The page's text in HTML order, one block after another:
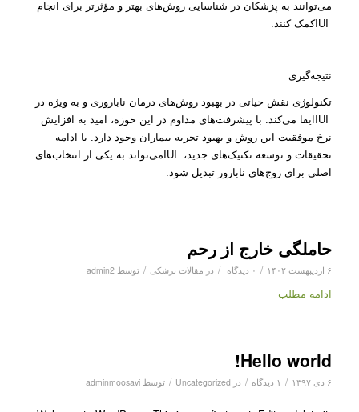
می‌توانند به پزشکان در شناسایی روش‌های بهتر و مؤثرتر برای انجام
IUIکمک کنند.
نتیجه‌گیری
تکنولوژی نقش حیاتی در بهبود روش‌های درمان ناباروری و به ویژه در
IUIایفا می‌کند. با پیشرفت‌های مداوم در این حوزه، امید به افزایش
نرخ موفقیت این روش و بهبود تجربه بیماران وجود دارد. با ادامه
تحقیقات و توسعه تکنیک‌های جدید،
IUIمی‌تواند به یکی از انتخاب‌های
اصلی برای زوج‌های نابارور تبدیل شود.
حاملگی خارج از رحم
۶ اردیبهشت ۱۴۰۲ / ۰ دیدگاه / در مقالات پزشکی / توسط admin2
ادامه مطلب
Hello world!
۶ دی ۱۳۹۷ / ۱ دیدگاه / در Uncategorized
/ توسط adminmoosavi